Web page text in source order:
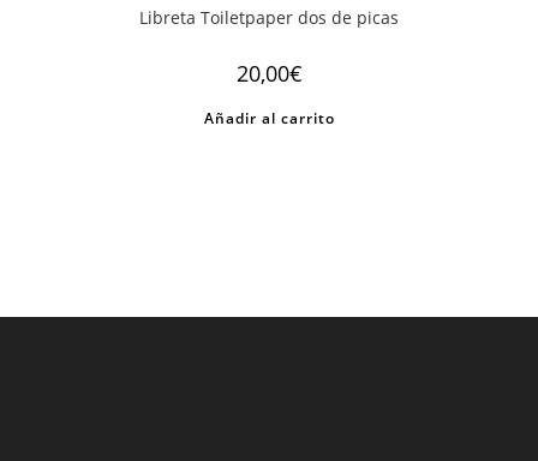
Libreta Toiletpaper dos de picas
20,00€
Añadir al carrito